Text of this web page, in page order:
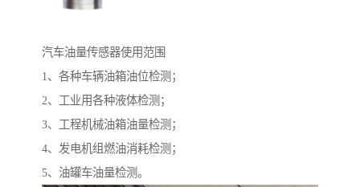
汽车油量传感器使用范围
1、各种车辆油箱油位检测；
2、工业用各种液体检测；
3、工程机械油箱油量检测；
4、发电机组燃油消耗检测；
5、油罐车油量检测。